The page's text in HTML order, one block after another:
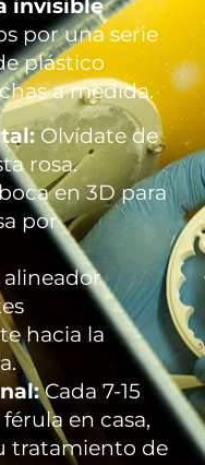
invisible
por una serie
plástico
a medida.
Olvídate de
rosa.
en 3D para
por
hacia la
Cada 7-15
en casa,
tratamiento de